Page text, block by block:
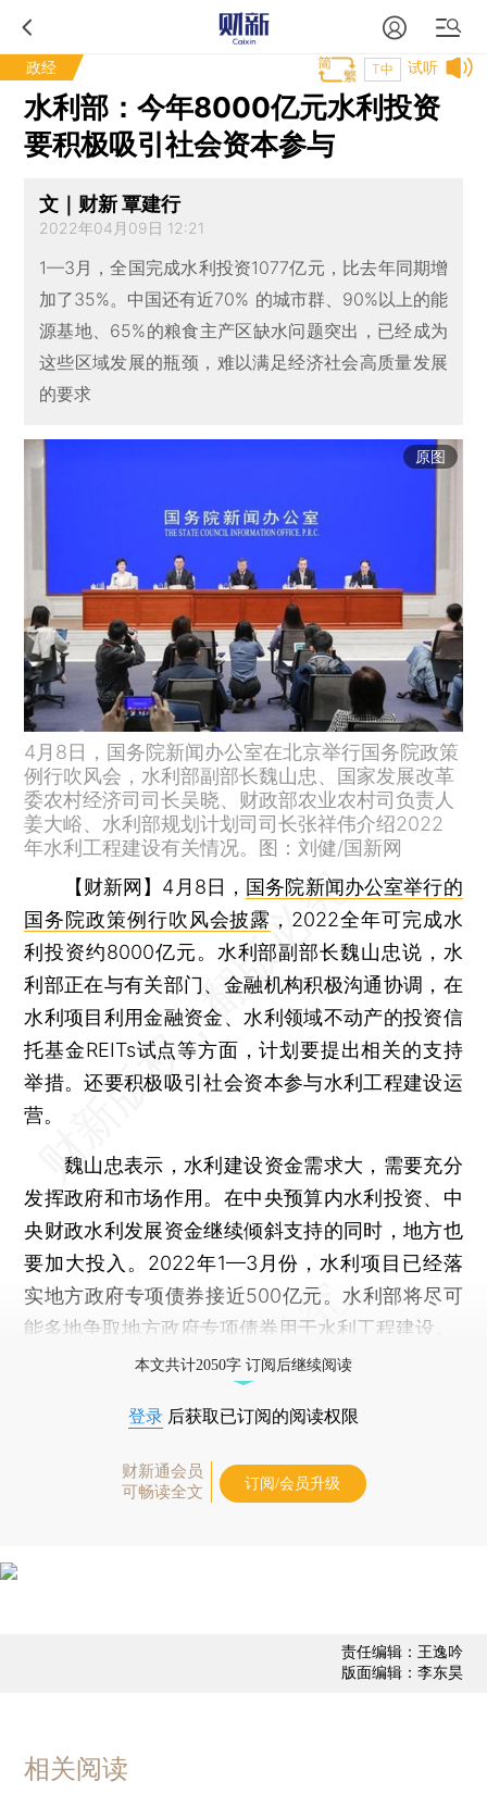
政经 试听
T中
水利部：今年8000亿元水利投资
要积极吸引社会资本参与
文｜财新 覃建行
2022年04月09日 12:21
1—3月，全国完成水利投资1077亿元，比去年同期增
加了35%。中国还有近70% 的城市群、90%以上的能
源基地、65%的粮食主产区缺水问题突出，已经成为
这些区域发展的瓶颈，难以满足经济社会高质量发展
的要求
原图
4月8日，国务院新闻办公室在北京举行国务院政策
例行吹风会，水利部副部长魏山忠、国家发展改革
委农村经济司司长吴晓、财政部农业农村司负责人
姜大峪、水利部规划计划司司长张祥伟介绍2022
年水利工程建设有关情况。图：刘健/国新网
【财新网】 4月8日， 国务院新闻办公室举行的
国务院政策例行吹风会披露 ，2022全年可完成水
利投资约8000亿元。水利部副部长魏山忠说，水
利部正在与有关部门、金融机构积极沟通协调，在
水利项目利用金融资金、水利领域不动产的投资信
托基金REITs试点等方面，计划要提出相关的支持
举措。还要积极吸引社会资本参与水利工程建设运
营。
魏山忠表示，水利建设资金需求大，需要充分
发挥政府和市场作用。在中央预算内水利投资、中
央财政水利发展资金继续倾斜支持的同时，地方也
要加大投入。2022年1—3月份，水利项目已经落
实地方政府专项债券接近500亿元。水利部将尽可
能多地争取地方政府专项债券用于水利工程建设。
本文共计2050字 订阅后继续阅读
登录 后获取已订阅的阅读权限
财新通会员
可畅读全文
订阅/会员升级
责任编辑：王逸吟
版面编辑：李东昊
相关阅读